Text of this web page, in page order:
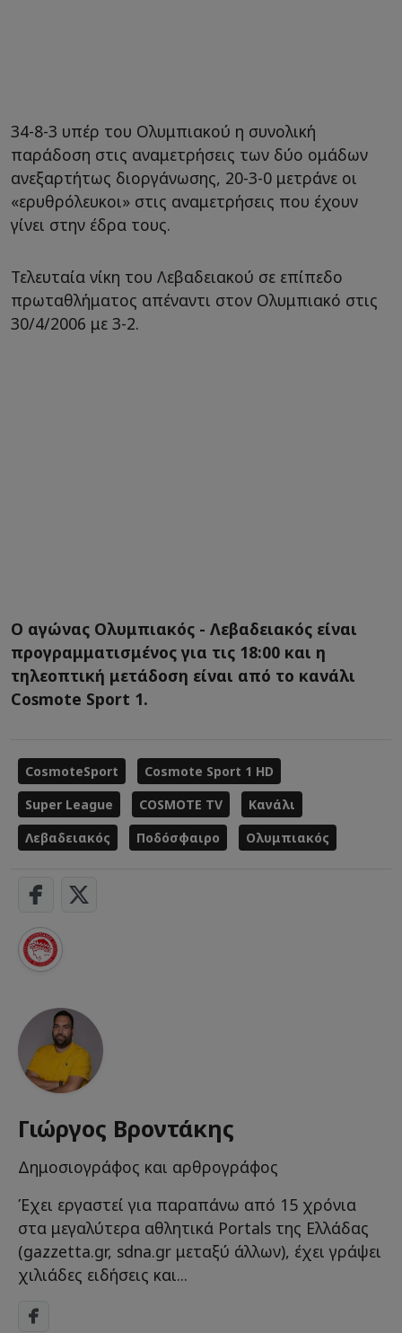
34-8-3 υπέρ του Ολυμπιακού η συνολική
παράδοση στις αναμετρήσεις των δύο ομάδων
ανεξαρτήτως διοργάνωσης, 20-3-0 μετράνε οι
«ερυθρόλευκοι» στις αναμετρήσεις που έχουν
γίνει στην έδρα τους.
Τελευταία νίκη του Λεβαδειακού σε επίπεδο
πρωταθλήματος απέναντι στον Ολυμπιακό στις
30/4/2006 με 3-2.
Ο αγώνας Ολυμπιακός - Λεβαδειακός είναι
προγραμματισμένος για τις 18:00 και η
τηλεοπτική μετάδοση είναι από το κανάλι
Cosmote Sport 1.
CosmoteSport
Cosmote Sport 1 HD
Super League
COSMOTE TV
Κανάλι
Λεβαδειακός
Ποδόσφαιρο Ολυμπιακός
Γιώργος Βροντάκης
Δημοσιογράφος και αρθρογράφος
Έχει εργαστεί για παραπάνω από 15 χρόνια
στα μεγαλύτερα αθλητικά Portals της Ελλάδας
(gazzetta.gr, sdna.gr μεταξύ άλλων), έχει γράψει
χιλιάδες ειδήσεις και...